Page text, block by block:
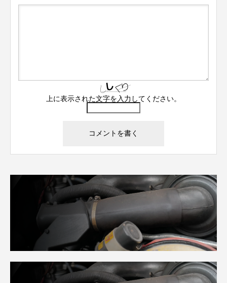
上に表示された文字を入力してください。